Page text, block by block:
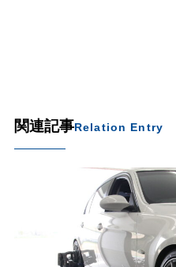
関連記事Relation Entry